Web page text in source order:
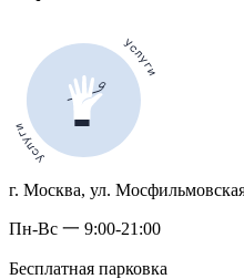
г. Москва, ул.
Пн-Вс 一 9:00-21:00
Бесплатная парковка